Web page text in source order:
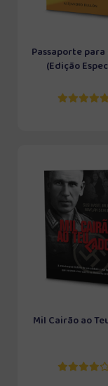
Passaporte para
(Edição
Mil Cairão ao